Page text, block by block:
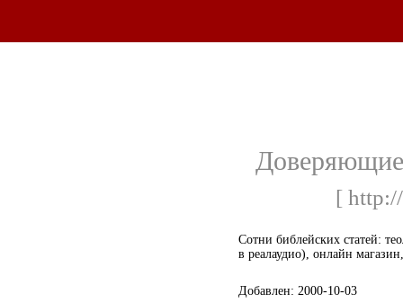
[
Сотни библейских статей:
в реалаудио), онлайн
Добавлен: 2000-10-03